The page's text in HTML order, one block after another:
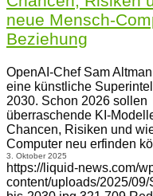
neue Mensch-
Beziehung
OpenAI-Chef Sam
eine künstliche
2030. Schon 2026 sollen
überraschende KI-
Chancen, Risiken und
Computer neu erfinden
3. Oktober 2025
https://liquid-news.com/
content/uploads/2025/